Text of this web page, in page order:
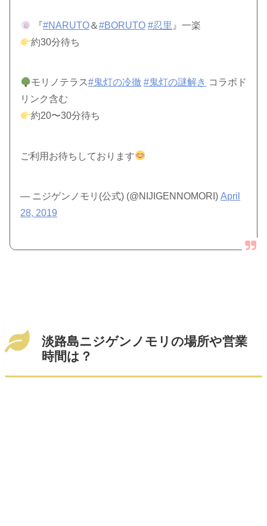
『#NARUTO＆#BORUTO #忍里 』一楽
約30分待ち
モリノテラス#鬼灯の冷徹 #鬼灯の謎解き コラボド
リンク含む
約20〜30分待ち
ご利用お待ちしております
— ニジゲンノモリ(公式) (@NIJIGENNOMORI)April
28, 2019
淡路島ニジゲンノモリの場所や営業
時間は？